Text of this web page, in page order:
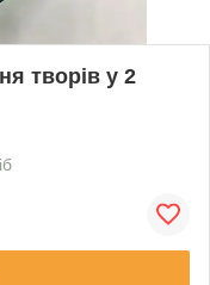
творів у 2